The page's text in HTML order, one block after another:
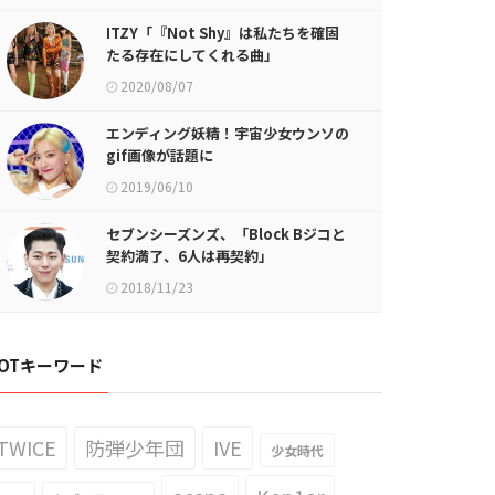
ITZY「『Not Shy』は私たちを確固
たる存在にしてくれる曲」
2020/08/07
エンディング妖精！宇宙少女ウンソの
gif画像が話題に
2019/06/10
セブンシーズンズ、「Block Bジコと
契約満了、6人は再契約」
2018/11/23
キーワード
防弾少年団 IVE 少女時代